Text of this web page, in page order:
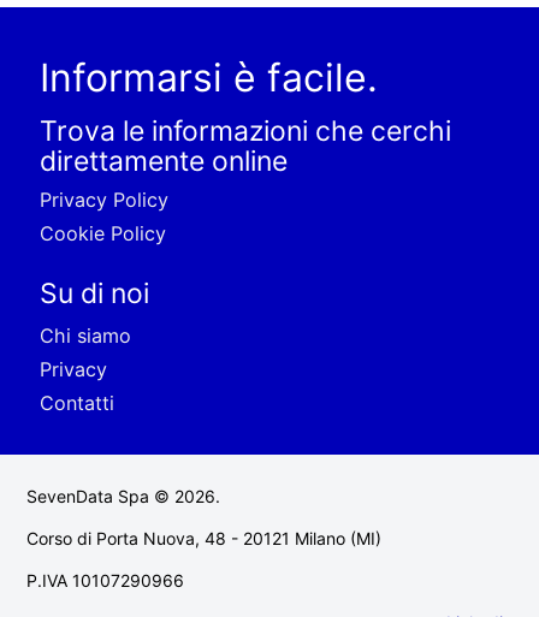
Informarsi è facile.
Trova le informazioni che cerchi
direttamente online
Privacy Policy
Cookie Policy
Su di noi
Chi siamo
Privacy
Contatti
SevenData Spa © 2026.
Corso di Porta Nuova, 48 - 20121 Milano (MI)
P.IVA 10107290966